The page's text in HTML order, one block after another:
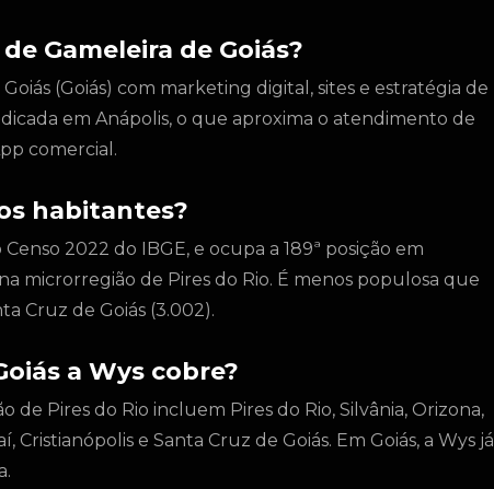
Gameleira de Goiás?
(Goiás) com marketing digital, sites e estratégia de
em Anápolis, o que aproxima o atendimento de
comercial.
habitantes?
2022 do IBGE, e ocupa a 189ª posição em
microrregião de Pires do Rio. É menos populosa que
Cruz de Goiás (3.002).
a Wys cobre?
de Pires do Rio incluem Pires do Rio, Silvânia, Orizona,
e Santa Cruz de Goiás. Em Goiás, a Wys já